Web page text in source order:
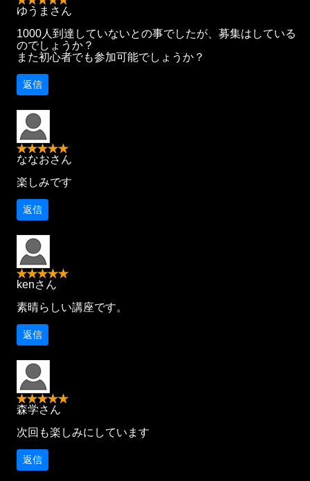
ゆうまさん
1000人到達していないとの事でしたが、募集はしている
のでしょうか？
また初心者でも参加可能でしょうか？
返信
ななおさん
楽しみです
返信
kenさん
素晴らしい講座です。
返信
森学さん
次回も楽しみにしています
返信